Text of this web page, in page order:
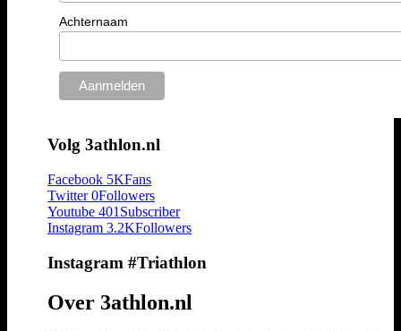
Achternaam
Volg 3athlon.nl
Facebook 5KFans
Twitter 0Followers
Youtube 401 Subscriber
Instagram 3.2KFollowers
Instagram #Triathlon
Over 3athlon.nl